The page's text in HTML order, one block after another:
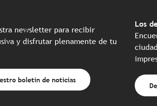
newsletter para recibir
y disfrutar plenamente de tu
boletín de noticias
Los